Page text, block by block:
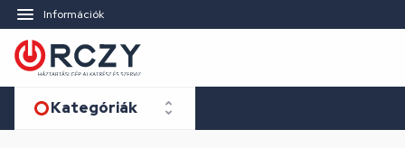
Információk
Kategóriák